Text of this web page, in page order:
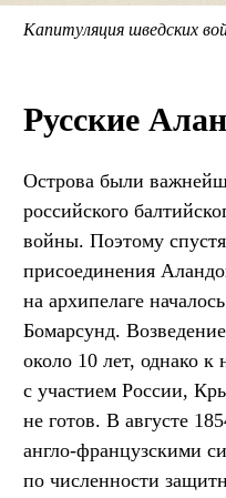
Капитуляция шведских
Русские
Острова были
российского
войны. Поэтому
присоединения
на архипелаге
Бомарсунд.
около 10 лет, однако к
с участием России,
не готов. В августе
англо-французскими
по численности